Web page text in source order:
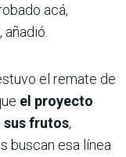
acá,
el remate de
el proyecto
sus frutos,
buscan esa línea